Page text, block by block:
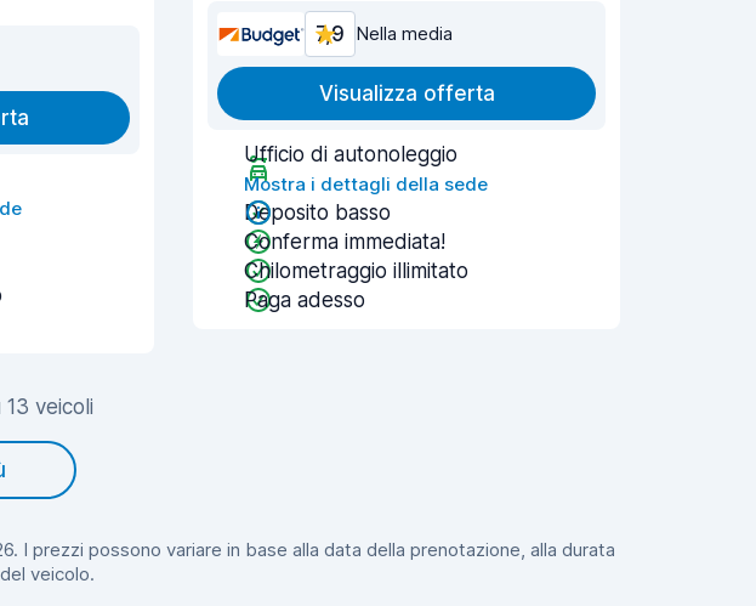
7,9 Nella media
Visualizza offerta
Ufficio di autonoleggio
Mostra i dettagli della sede
Deposito basso
Conferma immediata!
Chilometraggio illimitato
Paga adesso
veicoli
I prezzi possono variare in base alla data della prenotazione, alla durata
veicolo.